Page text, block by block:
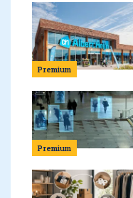
Premium
Premium